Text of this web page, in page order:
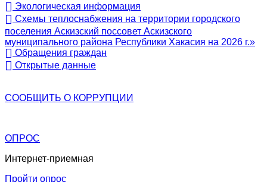
Экологическая информация
Схемы теплоснабжения на территории городского
поселения Аскизский поссовет Аскизского
муниципального района Республики Хакасия на 2026 г.»
Обращения граждан
Открытые данные
СООБЩИТЬ О КОРРУПЦИИ
ОПРОС
Интернет-приемная
Пройти опрос